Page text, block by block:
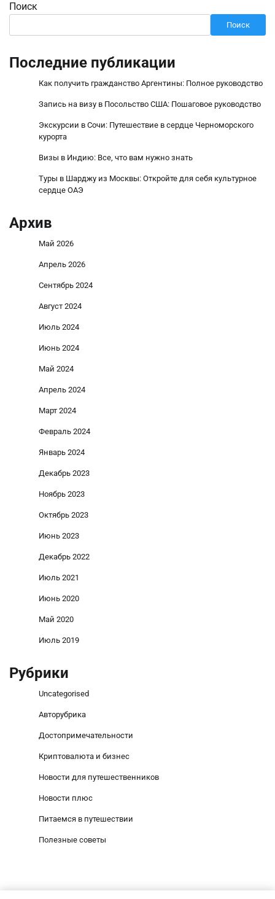
Поиск
Поиск
Последние публикации
Как получить гражданство Аргентины: Полное руководство
Запись на визу в Посольство США: Пошаговое руководство
Экскурсии в Сочи: Путешествие в сердце Черноморского
курорта
Визы в Индию: Все, что вам нужно знать
Туры в Шарджу из Москвы: Откройте для себя культурное
сердце ОАЭ
Архив
Май 2026
Апрель 2026
Сентябрь 2024
Август 2024
Июль 2024
Июнь 2024
Май 2024
Апрель 2024
Март 2024
Февраль 2024
Январь 2024
Декабрь 2023
Ноябрь 2023
Октябрь 2023
Июнь 2023
Декабрь 2022
Июль 2021
Июнь 2020
Май 2020
Июль 2019
Рубрики
Uncategorised
Авторубрика
Достопримечательности
Криптовалюта и бизнес
Новости для путешественников
Новости плюс
Питаемся в путешествии
Полезные советы